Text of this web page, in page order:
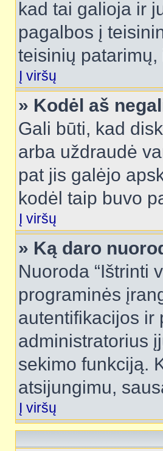
kad tai galioja ir
pagalbos į
teisinių
Į viršų
» Kodėl aš
Gali būti, kad
arba uždraudė
pat jis galėjo
kodėl taip buvo
Į viršų
» Ką daro
Nuoroda “Ištrinti
programinės
autentifikacijos ir
administratorius
sekimo funkciją.
atsijungimu,
Į viršų